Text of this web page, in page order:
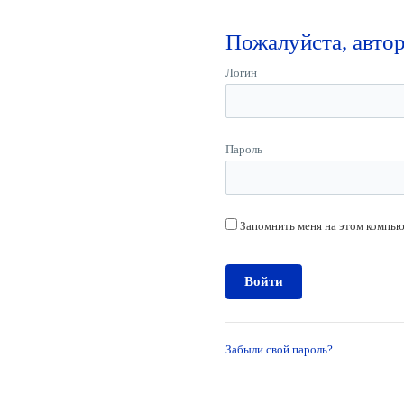
Пожалуйста,
Логин
Пароль
Запомнить меня на этом
Забыли свой пароль?